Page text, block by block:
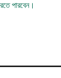
পারবেন।